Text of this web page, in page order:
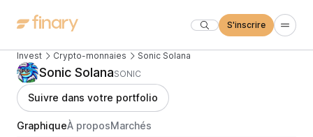
S'inscrire
Invest Crypto-monnaies Sonic Solana
Sonic SolanaSONIC
Suivre dans votre portfolio
GraphiqueÀ proposMarchés